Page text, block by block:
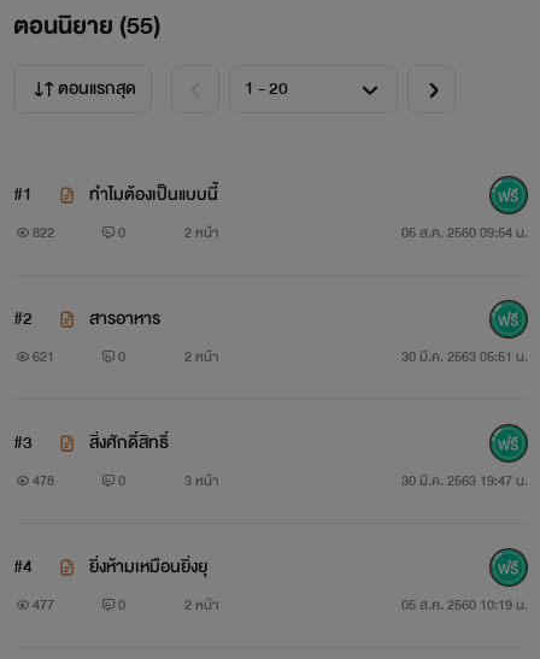
ตอนนิยาย (55)
ตอนแรกสุด
#1 ทำไมต้องเป็นแบบนี้
822 0 2 หน้า 05 ส.ค. 2560 09:54 น.
#2 สารอาหาร
621 0 2 หน้า 30 มี.ค. 2563 05:51 น.
#3 สิ่งศักดิ์สิทธิ์
478 0 3 หน้า 30 มี.ค. 2563 19:47 น.
#4 ยิ่งห้ามเหมือนยิ่งยุ
477 0 2 หน้า 05 ส.ค. 2560 10:19 น.